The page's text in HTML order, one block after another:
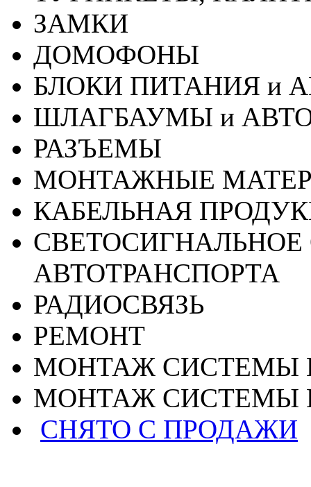
ЗАМКИ
ДОМОФОНЫ
БЛОКИ ПИТАНИЯ и
ШЛАГБАУМЫ и
РАЗЪЕМЫ
МОНТАЖНЫЕ
КАБЕЛЬНАЯ
АВТОТРАНСПОРТА
РАДИОСВЯЗЬ
РЕМОНТ
МОНТАЖ СИСТЕМЫ
МОНТАЖ СИСТЕМЫ
СНЯТО С ПРОДАЖИ